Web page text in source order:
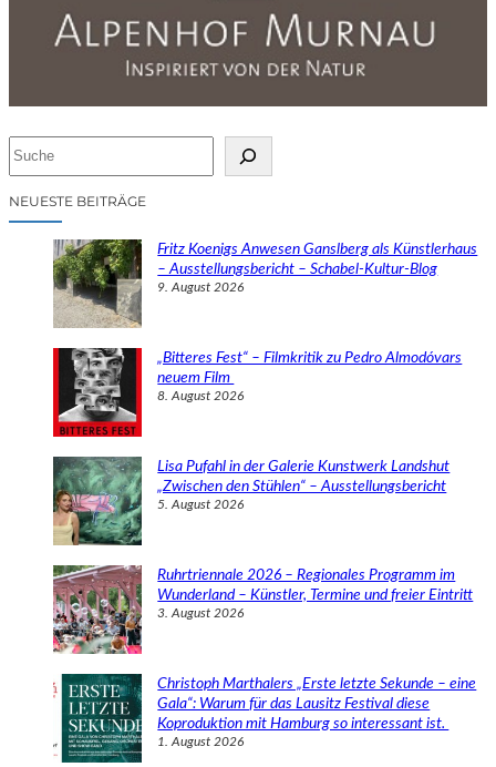
NEUESTE BEITRÄGE
Fritz Koenigs Anwesen Ganslberg als Künstlerhaus
– Ausstellungsbericht – Schabel-Kultur-Blog
9. August 2026
„Bitteres Fest“ – Filmkritik zu Pedro Almodóvars
neuem Film
8. August 2026
Lisa Pufahl in der Galerie Kunstwerk Landshut
„Zwischen den Stühlen“ – Ausstellungsbericht
5. August 2026
Ruhrtriennale 2026 – Regionales Programm im
Wunderland – Künstler, Termine und freier Eintritt
3. August 2026
Christoph Marthalers „Erste letzte Sekunde – eine
Gala“: Warum für das Lausitz Festival diese
Koproduktion mit Hamburg so interessant ist.
1. August 2026